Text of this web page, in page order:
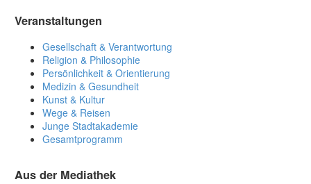
Veranstaltungen
Gesellschaft & Verantwortung
Religion & Philosophie
Persönlichkeit & Orientierung
Medizin & Gesundheit
Kunst & Kultur
Wege & Reisen
Junge Stadtakademie
Gesamtprogramm
Aus der Mediathek